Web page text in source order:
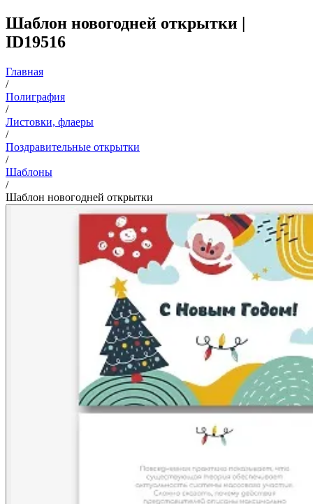
Шаблон новогодней открытки |
ID19516
Главная
/
Полиграфия
/
Листовки, флаеры
/
Поздравительные открытки
/
Шаблоны
/
Шаблон новогодней открытки